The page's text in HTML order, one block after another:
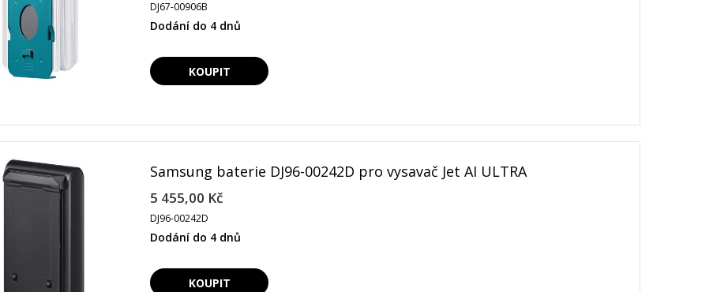
DJ67-00906B
Dodání do 4 dnů
Samsung baterie DJ96-00242D pro vysavač Jet AI ULTRA
5 455,00 Kč
DJ96-00242D
Dodání do 4 dnů